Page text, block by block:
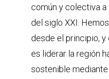
común y colectiva
del siglo XXI.
desde el principio, y
es liderar la región
sostenible